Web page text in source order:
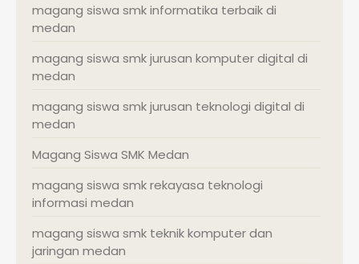
magang siswa smk informatika terbaik di
medan
magang siswa smk jurusan komputer digital di
medan
magang siswa smk jurusan teknologi digital di
medan
Magang Siswa SMK Medan
magang siswa smk rekayasa teknologi
informasi medan
magang siswa smk teknik komputer dan
jaringan medan